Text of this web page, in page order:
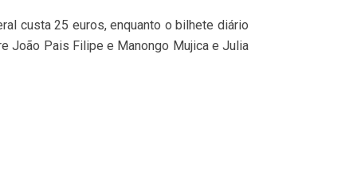
custa 25 euros, enquanto o bilhete diário
João Pais Filipe e Manongo Mujica e Julia